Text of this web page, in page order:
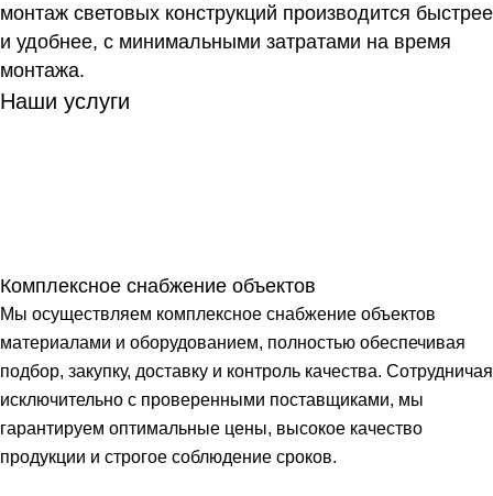
монтаж световых конструкций производится быстрее
и удобнее, с минимальными затратами на время
монтажа.
Наши услуги
Комплексное снабжение объектов
Мы осуществляем комплексное снабжение объектов
материалами и оборудованием, полностью обеспечивая
подбор, закупку, доставку и контроль качества. Сотрудничая
исключительно с проверенными поставщиками, мы
гарантируем оптимальные цены, высокое качество
продукции и строгое соблюдение сроков.